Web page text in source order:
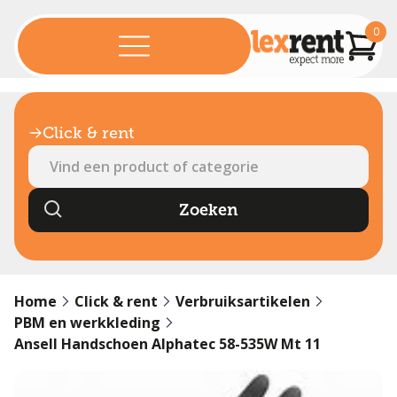
0
Click & rent
Home Click & rent
Verbruiksartikelen
PBM en werkkleding
Ansell Handschoen Alphatec 58-535W Mt 11